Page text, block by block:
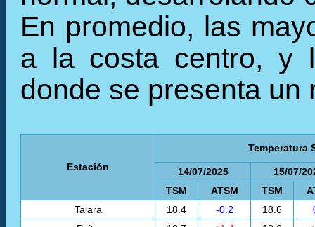
En promedio, las
a la costa centro, y
donde se presenta un
Estación
Temperatura
14/07/2025
15/07/
TSM
ATSM TSM
Talara
18.4 -0.2 18.6